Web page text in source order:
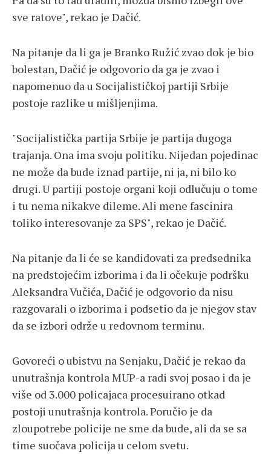
sve ratove", rekao je Dačić.
Na pitanje da li ga je Branko Ružić zvao dok je bio
bolestan, Dačić je odgovorio da ga je zvao i
napomenuo da u Socijalističkoj partiji Srbije
postoje razlike u mišljenjima.
"Socijalistička partija Srbije je partija dugoga
trajanja. Ona ima svoju politiku. Nijedan pojedinac
ne može da bude iznad partije, ni ja, ni bilo ko
drugi. U partiji postoje organi koji odlučuju o tome
i tu nema nikakve dileme. Ali mene fascinira
toliko interesovanje za SPS", rekao je Dačić.
Na pitanje da li će se kandidovati za predsednika
na predstojećim izborima i da li očekuje podršku
Aleksandra Vučića, Dačić je odgovorio da nisu
razgovarali o izborima i podsetio da je njegov stav
da se izbori održe u redovnom terminu.
Govoreći o ubistvu na Senjaku, Dačić je rekao da
unutrašnja kontrola MUP-a radi svoj posao i da je
više od 3.000 policajaca procesuirano otkad
postoji unutrašnja kontrola. Poručio je da
zloupotrebe policije ne sme da bude, ali da se sa
time suočava policija u celom svetu.